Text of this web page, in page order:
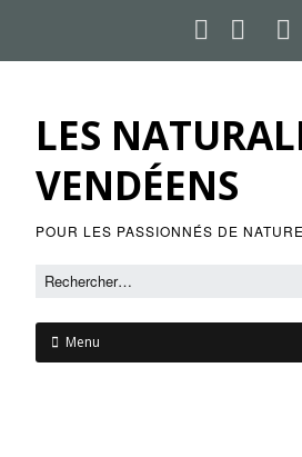
LES
VENDÉENS
POUR LES PASSIONNÉS DE NATURE
Menu